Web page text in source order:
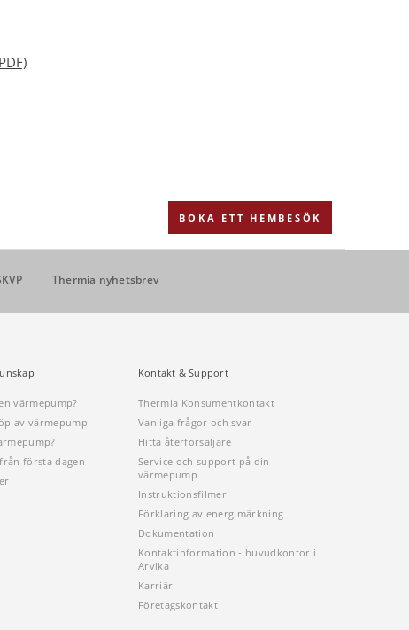
BOKA ETT HEMBESÖK
Thermia nyhetsbrev
värmepump?
av värmepump
första dagen
Kontakt & Support
Thermia Konsumentkontakt
Vanliga frågor och svar
Hitta återförsäljare
Service och support på din
värmepump
Instruktionsfilmer
Förklaring av energimärkning
Dokumentation
Kontaktinformation - huvudkontor i
Arvika
Karriär
Företagskontakt